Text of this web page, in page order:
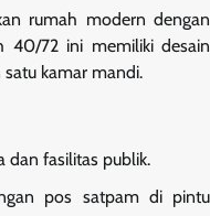
rumah modern dengan
40/72 ini memiliki desain
kamar mandi.
dan fasilitas publik.
pos satpam di pintu